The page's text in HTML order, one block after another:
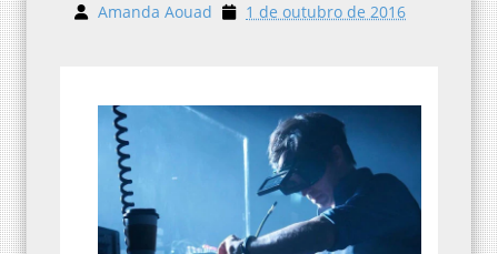
Amanda Aouad 1 de outubro de 2016